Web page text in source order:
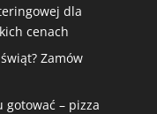
dla
cenach
Zamów
gotować – pizza